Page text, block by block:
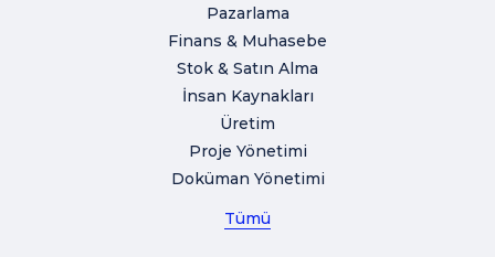
Pazarlama
Finans & Muhasebe
Stok & Satın Alma
İnsan Kaynakları
Üretim
Proje Yönetimi
Doküman Yönetimi
Tümü